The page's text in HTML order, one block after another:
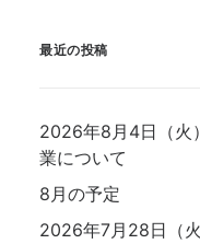
最近の投稿
2026年8月4日（火
業について
8月の予定
2026年7月28日（